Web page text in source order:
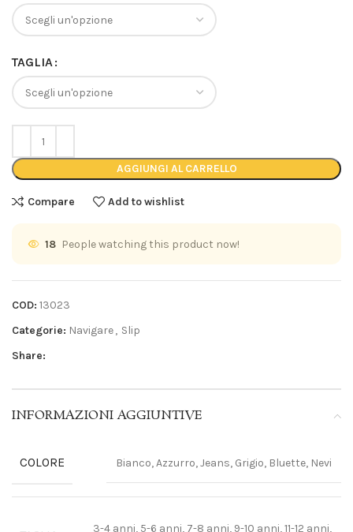
TAGLIA
AGGIUNGI AL CARRELLO
Compare Add to wishlist
18 People watching this product now!
COD: 13023
Categorie: Navigare, Slip
Share:
INFORMAZIONI AGGIUNTIVE
COLORE Bianco, Azzurro, Jeans, Grigio, Bluette, Nevi
3-4 anni, 5-6 anni, 7-8 anni, 9-10 anni, 11-12 anni,